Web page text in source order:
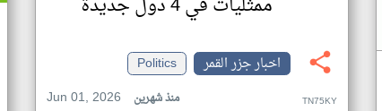
اخبار جزر القمر
Politics
Jun 01, 2026
منذ شهرين TN75KY